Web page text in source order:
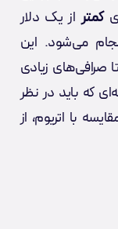
کمتر از یک دلار
تا ۲ دقیقه انجام می‌شود. این
صرافی‌های زیادی
که باید در نظر
با اتریوم، از